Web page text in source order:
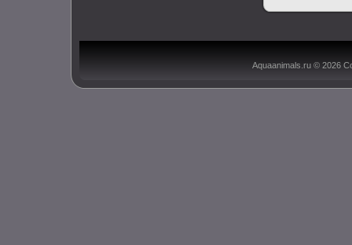
Aquaanimals.ru © 2026